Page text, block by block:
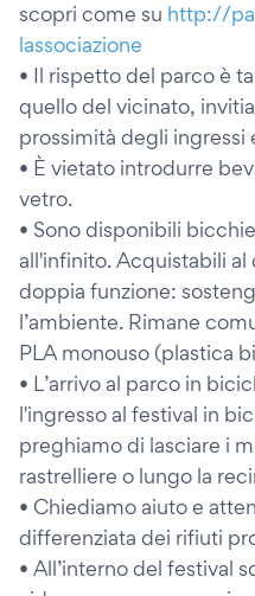
scopri come su http://
lassociazione
• Il rispetto del parco è
quello del vicinato,
prossimità degli ingressi
• È vietato introdurre
vetro.
• Sono disponibili
all'infinito. Acquistabili
doppia funzione:
l’ambiente. Rimane
PLA monouso (plastica
• L’arrivo al parco in
l'ingresso al festival in
preghiamo di lasciare i
rastrelliere o lungo la
• Chiediamo aiuto e
differenziata dei rifiuti
• All’interno del festival